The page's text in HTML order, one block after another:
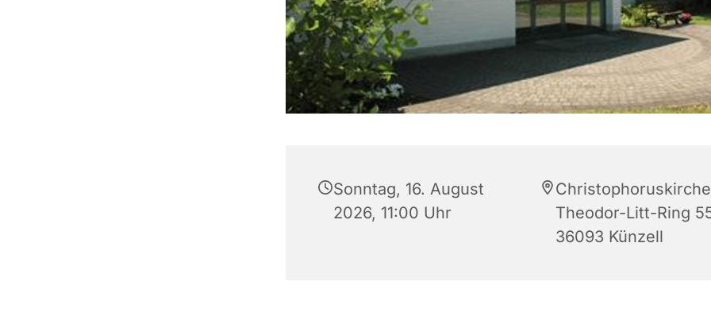
Sonntag, 16. August
2026, 11:00 Uhr
Theodor-Litt-Ring
36093 Künzell